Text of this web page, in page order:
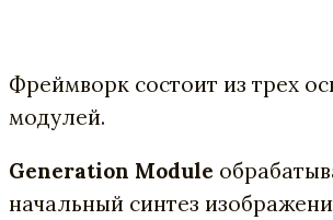
Фреймворк состоит из трех
модулей.
Generation Module
начальный синтез